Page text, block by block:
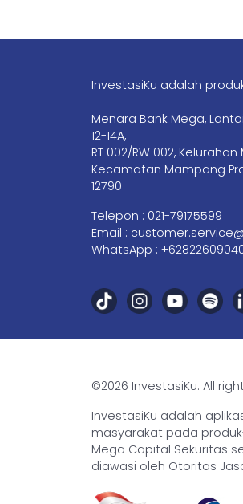
InvestasiKu adalah
Menara Bank Mega,
12-14A,
RT 002/RW 002,
Kecamatan Mampang
12790
Telepon : 021-79175599
Email :
WhatsApp :
©2026 InvestasiKu. All
InvestasiKu adalah
masyarakat pada
Mega Capital Sekuritas
diawasi oleh Otoritas